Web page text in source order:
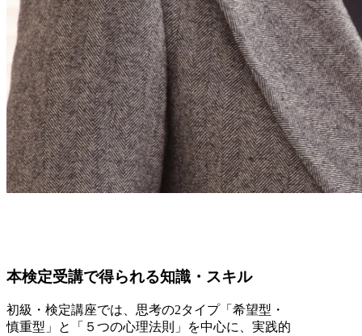
本検定受講で得られる知識・スキル
初級・検定講座では、思考の2タイプ「希望型・
慎重型」と「５つの心理法則」を中心に、実践的